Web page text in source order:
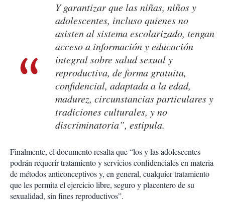
Y garantizar que las niñas, niños y
adolescentes, incluso quienes no
asisten al sistema escolarizado, tengan
acceso a información y educación
integral sobre salud sexual y
reproductiva, de forma gratuita,
confidencial, adaptada a la edad,
madurez, circunstancias particulares y
tradiciones culturales, y no
discriminatoria”, estipula.
Finalmente, el documento resalta que “los y las adolescentes
podrán requerir tratamiento y servicios confidenciales en materia
de métodos anticonceptivos y, en general, cualquier tratamiento
que les permita el ejercicio libre, seguro y placentero de su
sexualidad, sin fines reproductivos”.